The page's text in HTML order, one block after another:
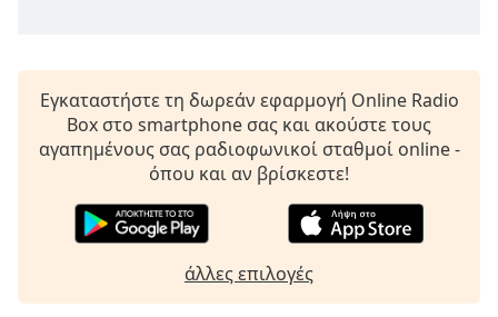
descriptions
off ,
selected
subtitles
subtitles
Εγκαταστήστε τη δωρεάν εφαρμογή Online Radio
Box στο smartphone σας και ακούστε τους
αγαπημένους σας ραδιοφωνικοί σταθμοί online -
όπου και αν βρίσκεστε!
άλλες επιλογές